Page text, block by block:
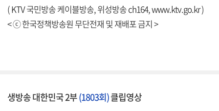
( KTV 국민방송 케이블방송, 위성방송 ch164,www.ktv.go.kr)
< ⓒ 한국정책방송원 무단전재 및 재배포 금지 >
생방송 대한민국 2부(1803회)클립영상